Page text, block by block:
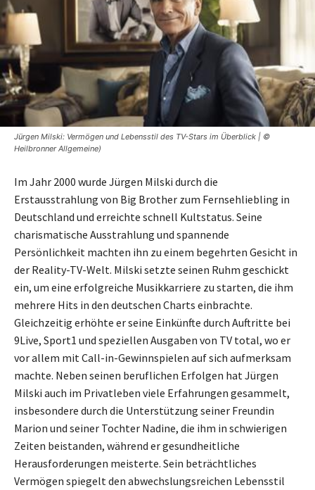
Jürgen Milski: Vermögen und Lebensstil des TV-Stars im Überblick | ©
Heilbronner Allgemeine)
Im Jahr 2000 wurde Jürgen Milski durch die
Erstausstrahlung von Big Brother zum Fernsehliebling in
Deutschland und erreichte schnell Kultstatus. Seine
charismatische Ausstrahlung und spannende
Persönlichkeit machten ihn zu einem begehrten Gesicht in
der Reality-TV-Welt. Milski setzte seinen Ruhm geschickt
ein, um eine erfolgreiche Musikkarriere zu starten, die ihm
mehrere Hits in den deutschen Charts einbrachte.
Gleichzeitig erhöhte er seine Einkünfte durch Auftritte bei
9Live, Sport1 und speziellen Ausgaben von TV total, wo er
vor allem mit Call-in-Gewinnspielen auf sich aufmerksam
machte. Neben seinen beruflichen Erfolgen hat Jürgen
Milski auch im Privatleben viele Erfahrungen gesammelt,
insbesondere durch die Unterstützung seiner Freundin
Marion und seiner Tochter Nadine, die ihm in schwierigen
Zeiten beistanden, während er gesundheitliche
Herausforderungen meisterte. Sein beträchtliches
Vermögen spiegelt den abwechslungsreichen Lebensstil